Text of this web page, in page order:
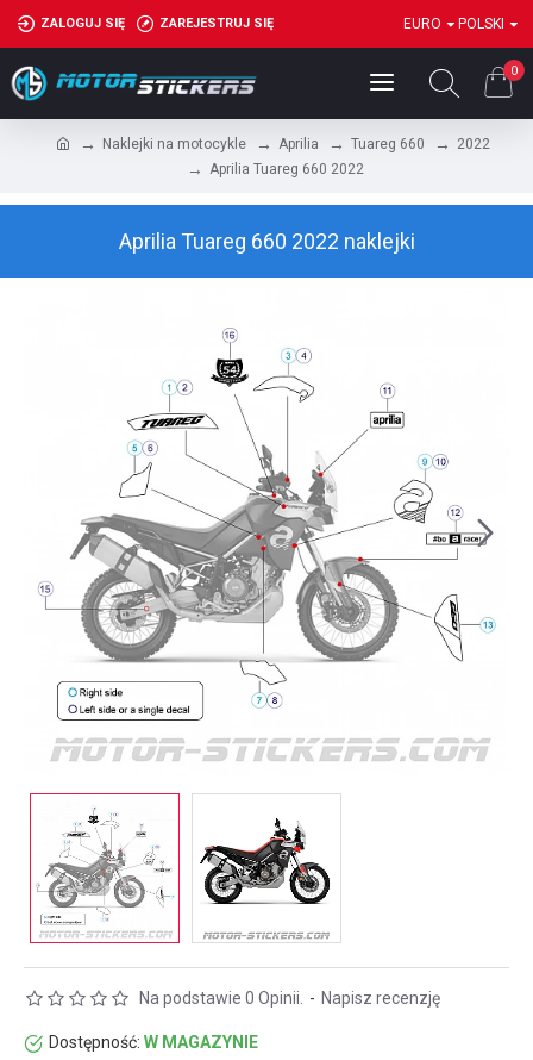
ZALOGUJ SIĘ ZAREJESTRUJ SIĘ EURO POLSKI
0
Naklejki na motocykle Aprilia Tuareg 660
2022
Aprilia Tuareg 660 2022
Aprilia Tuareg 660 2022 naklejki
Dostępność: W MAGAZYNIE
Na podstawie 0 Opinii. - Napisz recenzję